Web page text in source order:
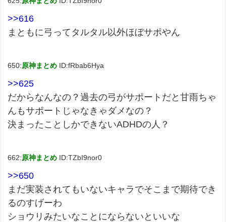
>>616
まともに弓ってタルタル以外ほぼサポやん
650:原神まとめ ID:fRbab6Hya
>>625
だからなんなの？過去の弓がサポートだと甘雨ちゃ
んもサポートじゃなきゃダメなの？
決まったことしかできないADHDの人？
662:原神まとめ ID:TZbI9nor0
>>650
まだ実装されてもいないキャラでそこまで期待でき
るのすげーわ
ショウリみたいなことにならないといいな